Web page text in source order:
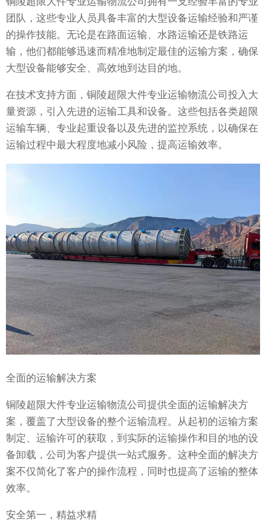
团队，这些专业人员具备丰富的大型设备运输经验和严谨
的操作技能。无论是在路面运输、水路运输还是铁路运
输，他们都能够迅速而精准地制定最佳的运输方案，确保
大型设备能够安全、高效地到达目的地。
在技术支持方面，铜陵超限大件专业运输物流公司投入大
量资源，引入先进的运输工具和设备。这些包括各类超限
运输车辆、专业起重设备以及先进的监控系统，以确保在
运输过程中最大程度地减小风险，提高运输效率。
全面的运输解决方案
铜陵超限大件专业运输物流公司提供全面的运输解决方
案，覆盖了大型设备的整个运输流程。从起初的运输方案
制定、运输许可的获取，到实际的运输操作和目的地的设
备卸载，公司为客户提供一站式服务。这种全面的解决方
案不仅简化了客户的操作流程，同时也提高了运输的整体
效率。
安全第一，精益求精